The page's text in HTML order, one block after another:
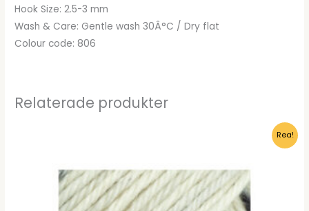
Hook Size: 2.5-3 mm
Wash & Care: Gentle wash 30Â°C / Dry flat
Colour code: 806
Relaterade produkter
Rea!